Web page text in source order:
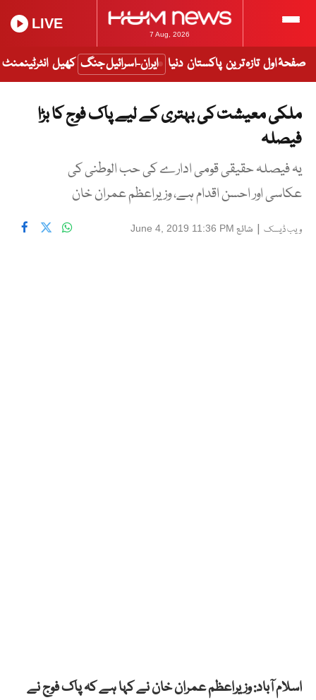
7 Aug, 2026
LIVE
صفحۂ اول تازہ ترین پاکستان دنیا ایران-اسرائیل جنگ کھیل انٹرٹینمنٹ
ملکی معیشت کی بہتری کے لیے پاک فوج کا بڑا
فیصلہ
یہ فیصلہ حقیقی قومی ادارے کی حب الوطنی کی
عکاسی اور احسن اقدام ہے، وزیراعظم عمران خان
ویب ڈیسک | شائع June 4, 2019 11:36 PM
اسلام آباد: وزیراعظم عمران خان نے کہا ہے کہ پاک فوج نے